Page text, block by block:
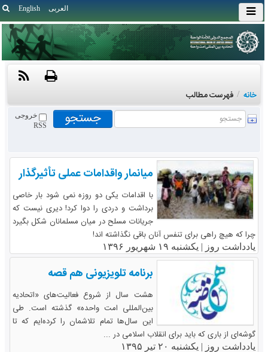
English العربی
خانه / فهرست مطالب
خروجی
RSS
میانمار واقدامات عملی تأثیرگذار
با اقدامات یکی دو روزه نمی شود بار خاصی
برداشت و دردی را دوا کرد! دیری نیست که
جریانات مسلح در میان مسلمانان شکل بگیرد
چرا که هیچ راهی برای تنفس آنان باقی نگذاشته اند!
یادداشت روز | یکشنبه ۱۹ شهریور ۱۳۹۶
برنامه تلویزیونی هم قصه
هشت سال از شروع فعالیت‌های «اتحادیه
بین‌المللی امت واحده» گذشته است. طی
این سال‌ها تمام تلاشمان را کرده‌ایم که تا
گوشه‌ای از باری که باید برای انقلاب اسلامی در ...
یادداشت روز | یکشنبه ۲۰ تیر ۱۳۹۵